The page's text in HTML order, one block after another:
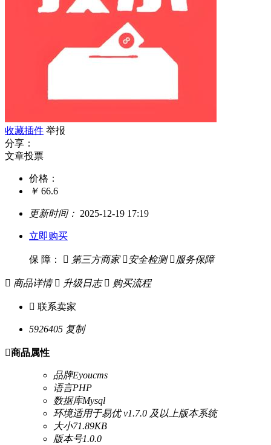
收藏插件 举报
分享：
文章投票
价格：
￥ 66.6
更新时间： 2025-12-19 17:19
立即购买
保 障：  第三方商家  安全检测  服务保障
 商品详情  升级日志  购买流程
 联系卖家
5926405 复制
商品属性
品牌Eyoucms
语言PHP
数据库Mysql
环境适用于易优 v1.7.0 及以上版本系统
大小71.89KB
版本号1.0.0